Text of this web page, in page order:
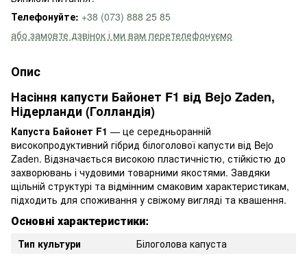
Телефонуйте: +38 (073) 888 25 85
або замовте дзвінок і ми вам перетелефонуємо
Опис
Насіння капусти Байонет F1 від Bejo Zaden,
Нідерланди (Голландія)
Капуста Байонет F1 — це середньоранній
високопродуктивний гібрид білоголової капусти від Bejo
Zaden. Відзначається високою пластичністю, стійкістю до
захворювань і чудовими товарними якостями. Завдяки
щільній структурі та відмінним смаковим характеристикам,
підходить для споживання у свіжому вигляді та квашення.
Основні характеристики:
Тип культури
Білоголова капуста